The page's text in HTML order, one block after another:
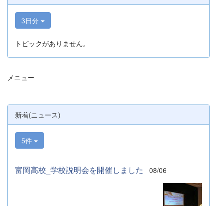
3日分
トピックがありません。
メニュー
新着(ニュース)
5件
富岡高校_学校説明会を開催しました 08/06